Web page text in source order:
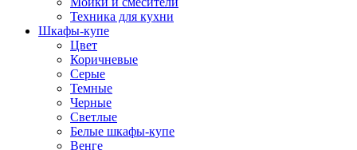
Техника для кухни
Шкафы-купе
Цвет
Коричневые
Серые
Темные
Черные
Светлые
Белые шкафы-купе
Венге